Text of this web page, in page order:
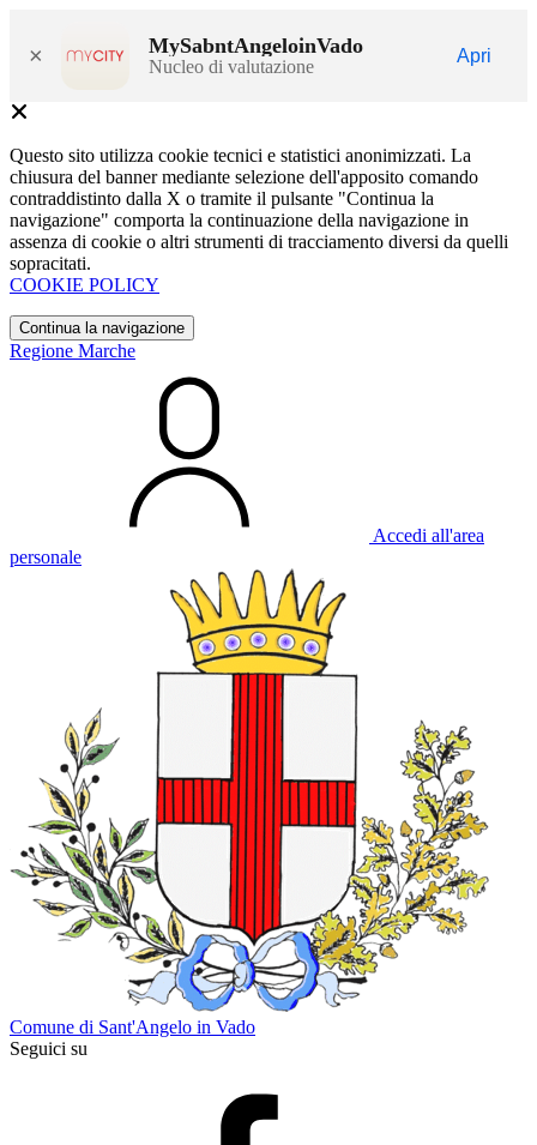
× MySabntAngeloinVado
Nucleo di valutazione
Apri
Questo sito utilizza cookie tecnici e statistici anonimizzati. La
chiusura del banner mediante selezione dell'apposito comando
contraddistinto dalla X o tramite il pulsante "Continua la
navigazione" comporta la continuazione della navigazione in
assenza di cookie o altri strumenti di tracciamento diversi da quelli
sopracitati.
COOKIE POLICY
Continua la navigazione
Regione Marche
Accedi all'area
personale
Comune di Sant'Angelo in Vado
Seguici su